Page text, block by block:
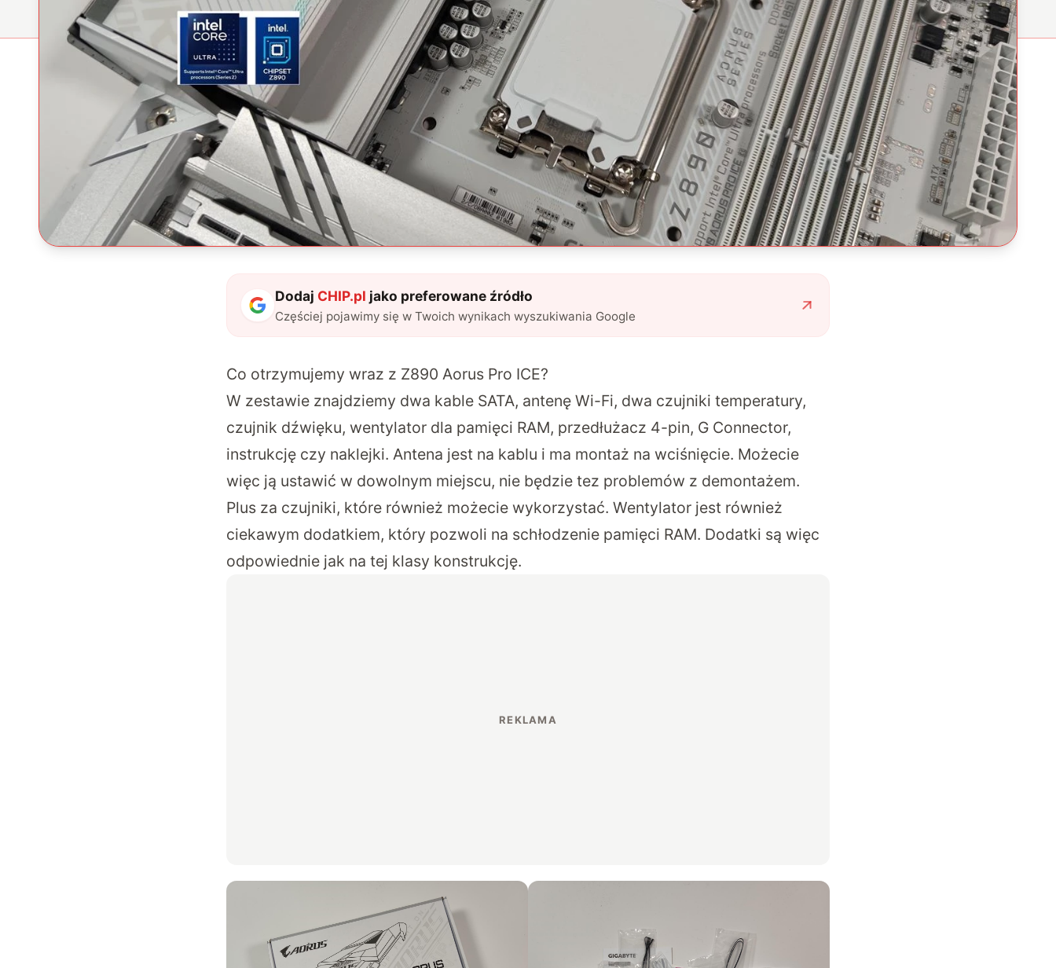
Dodaj CHIP.pl jako preferowane źródło
Częściej pojawimy się w Twoich wynikach wyszukiwania Google
Co otrzymujemy wraz z Z890 Aorus Pro ICE?
W zestawie znajdziemy dwa kable SATA, antenę Wi-Fi, dwa czujniki temperatury,
czujnik dźwięku, wentylator dla pamięci RAM, przedłużacz 4-pin, G Connector,
instrukcję czy naklejki. Antena jest na kablu i ma montaż na wciśnięcie. Możecie
więc ją ustawić w dowolnym miejscu, nie będzie tez problemów z demontażem.
Plus za czujniki, które również możecie wykorzystać. Wentylator jest również
ciekawym dodatkiem, który pozwoli na schłodzenie pamięci RAM. Dodatki są więc
odpowiednie jak na tej klasy konstrukcję.